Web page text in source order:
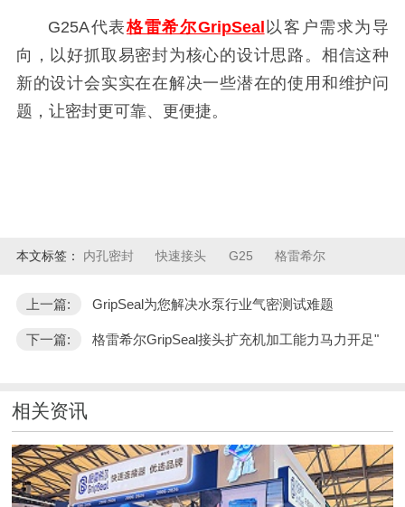
G25A代表格雷希尔GripSeal 以客户需求为导
向，以好抓取易密封为核心的设计思路。相信这种
新的设计会实实在在解决一些潜在的使用和维护问
题，让密封更可靠、更便捷。
本文标签： 内孔密封 快速接头 G25 格雷希尔
上一篇: GripSeal为您解决水泵行业气密测试难题
下一篇: 格雷希尔GripSeal接头扩充机加工能力马力开足"
相关资讯